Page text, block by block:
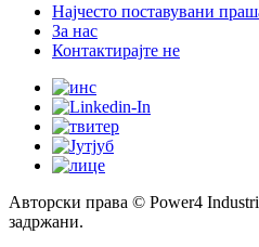
Најчесто поставувани
За нас
Контактирајте не
Авторски права © Power4
задржани.